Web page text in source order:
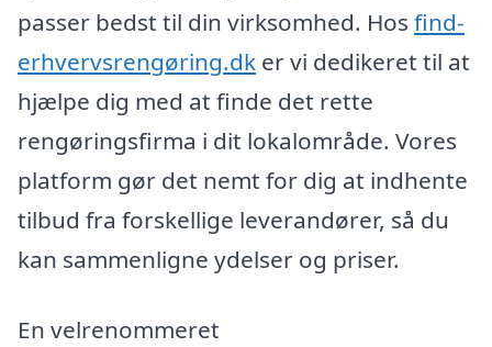
passer bedst til din virksomhed. Hos find-
erhvervsrengøring.dk er vi dedikeret til at
hjælpe dig med at finde det rette
rengøringsfirma i dit lokalområde. Vores
platform gør det nemt for dig at indhente
tilbud fra forskellige leverandører, så du
kan sammenligne ydelser og priser.
En velrenommeret